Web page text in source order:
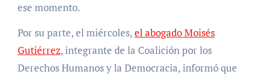
ese momento.
Por su parte, el miércoles,el abogado Moisés
Gutiérrez, integrante de la Coalición por los
Derechos Humanos y la Democracia, informó que